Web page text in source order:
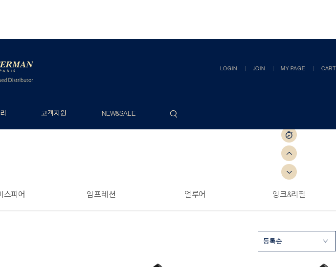
LOGIN JOIN MY PAGE CART
고객지원 NEW&SALE
스피어 임프레션 얼루어 잉크&리필